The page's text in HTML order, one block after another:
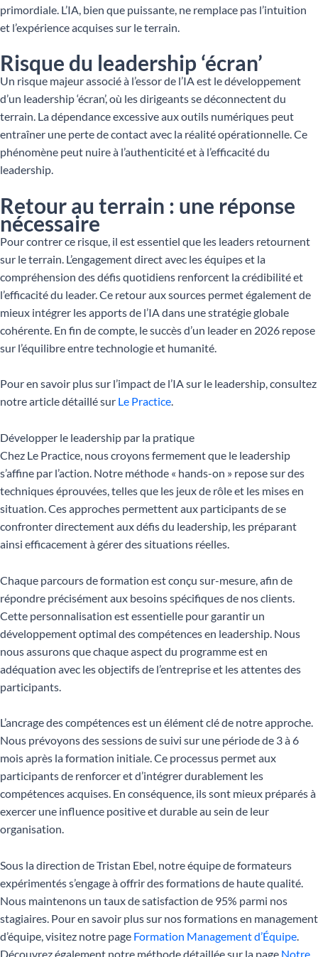
primordiale. L’IA, bien que puissante, ne remplace pas l’intuition
et l’expérience acquises sur le terrain.
Risque du leadership ‘écran’
Un risque majeur associé à l’essor de l’IA est le développement
d’un leadership ‘écran’, où les dirigeants se déconnectent du
terrain. La dépendance excessive aux outils numériques peut
entraîner une perte de contact avec la réalité opérationnelle. Ce
phénomène peut nuire à l’authenticité et à l’efficacité du
leadership.
Retour au terrain : une réponse
nécessaire
Pour contrer ce risque, il est essentiel que les leaders retournent
sur le terrain. L’engagement direct avec les équipes et la
compréhension des défis quotidiens renforcent la crédibilité et
l’efficacité du leader. Ce retour aux sources permet également de
mieux intégrer les apports de l’IA dans une stratégie globale
cohérente. En fin de compte, le succès d’un leader en 2026 repose
sur l’équilibre entre technologie et humanité.
Pour en savoir plus sur l’impact de l’IA sur le leadership, consultez
notre article détaillé sur Le Practice.
Développer le leadership par la pratique
Chez Le Practice, nous croyons fermement que le leadership
s’affine par l’action. Notre méthode « hands-on » repose sur des
techniques éprouvées, telles que les jeux de rôle et les mises en
situation. Ces approches permettent aux participants de se
confronter directement aux défis du leadership, les préparant
ainsi efficacement à gérer des situations réelles.
Chaque parcours de formation est conçu sur-mesure, afin de
répondre précisément aux besoins spécifiques de nos clients.
Cette personnalisation est essentielle pour garantir un
développement optimal des compétences en leadership. Nous
nous assurons que chaque aspect du programme est en
adéquation avec les objectifs de l’entreprise et les attentes des
participants.
L’ancrage des compétences est un élément clé de notre approche.
Nous prévoyons des sessions de suivi sur une période de 3 à 6
mois après la formation initiale. Ce processus permet aux
participants de renforcer et d’intégrer durablement les
compétences acquises. En conséquence, ils sont mieux préparés à
exercer une influence positive et durable au sein de leur
organisation.
Sous la direction de Tristan Ebel, notre équipe de formateurs
expérimentés s’engage à offrir des formations de haute qualité.
Nous maintenons un taux de satisfaction de 95% parmi nos
stagiaires. Pour en savoir plus sur nos formations en management
d’équipe, visitez notre page Formation Management d’Équipe.
Découvrez également notre méthode détaillée sur la page Notre